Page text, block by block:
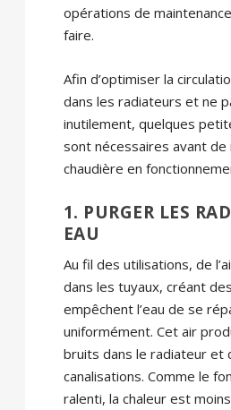
opérations de
faire.
Afin d’optimiser la
dans les radiateurs et ne
inutilement, quelques
sont nécessaires avant
chaudière en
1. PURGER LES
EAU
Au fil des utilisations, de
dans les tuyaux, créant
empêchent l’eau de se
uniformément. Cet air
bruits dans le radiateur et
canalisations. Comme le
ralenti, la chaleur est